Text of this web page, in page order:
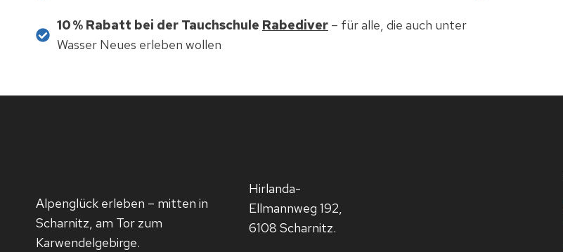
10 % Rabatt bei der Tauchschule Rabediver – für alle, die auch unter
Wasser Neues erleben wollen
Alpenglück erleben – mitten in
Scharnitz, am Tor zum
Karwendelgebirge.
Hirlanda-
Ellmannweg 192,
6108 Scharnitz.